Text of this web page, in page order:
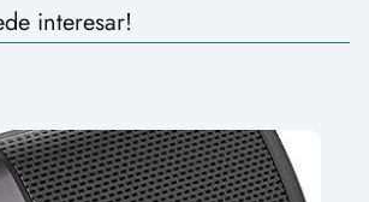
interesar!